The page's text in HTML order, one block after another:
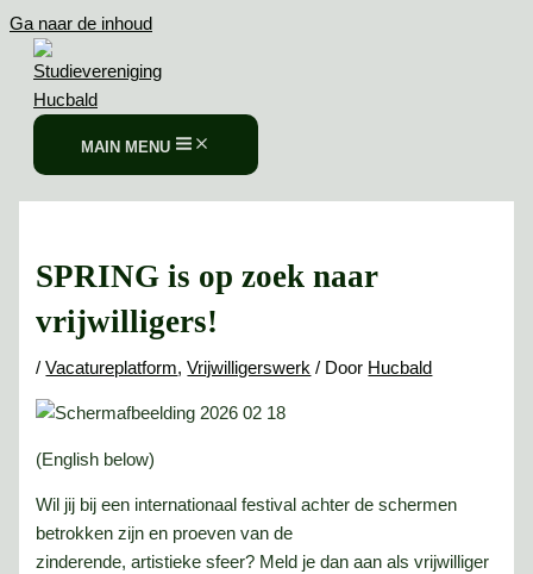
Ga naar de inhoud
MAIN MENU
SPRING is op zoek naar
vrijwilligers!
/Vacatureplatform,Vrijwilligerswerk / Door Hucbald
(English below)
Wil jij bij een internationaal festival achter de schermen
betrokken zijn en proeven van de
zinderende, artistieke sfeer? Meld je dan aan als vrijwilliger